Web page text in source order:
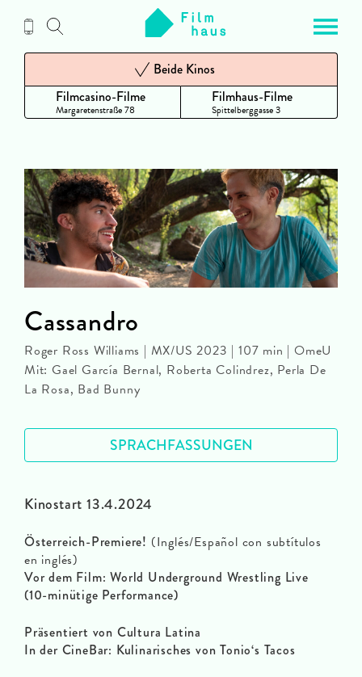
Inhalt
Filmcasino-Filme
Margaretenstraße 78
Beide Kinos
Filmhaus-Filme
Spittelberggasse 3
Kinostart 13.4.2024
Österreich-Premiere! (Inglés/Español con subtítulos
en inglés)
Vor dem Film: World Underground Wrestling Live
(10-minütige Performance)
Präsentiert von Cultura Latina
In der CineBar: Kulinarisches von Tonio‘s Tacos
Cassandro
Roger Ross Williams | MX/US 2023 | 107 min | OmeU
Mit: Gael García Bernal, Roberta Colindrez, Perla De
La Rosa, Bad Bunny
SPRACHFASSUNGEN